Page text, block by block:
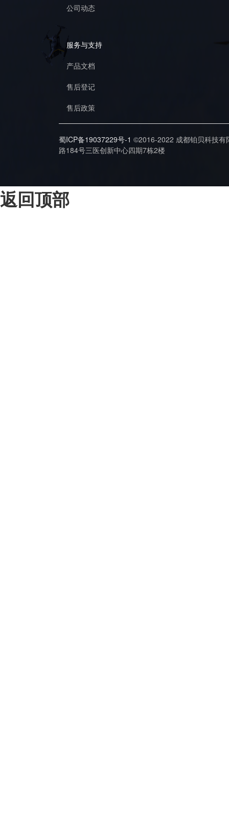
公司动态
服务与支持
产品文档
售后登记
售后政策
蜀ICP备19037229号-1 ©2016-2022 成都铂贝科技
路184号三医创新中心四期7栋2楼
返回顶部